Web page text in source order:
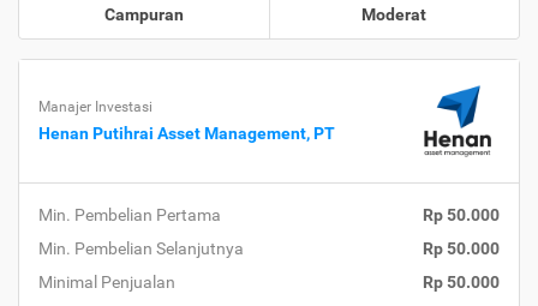
Campuran Moderat
Manajer Investasi
Henan Putihrai Asset Management, PT
Min. Pembelian Pertama
Rp 50.000
Min. Pembelian Selanjutnya
Rp 50.000
Minimal Penjualan
Rp 50.000